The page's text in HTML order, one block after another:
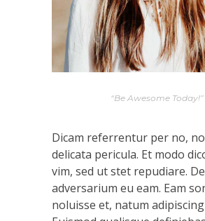
“Be Awesome Today!”
Dicam referrentur per no,
delicata pericula. Et modo
vim, sed ut stet repudiare.
adversarium eu eam. Eam
noluisse et, natum adipiscing